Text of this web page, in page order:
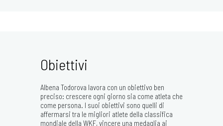
Obiettivi
Albena Todorova lavora con un obiettivo ben
preciso: crescere ogni giorno sia come atleta che
come persona. I suoi obiettivi sono quelli di
affermarsi tra le migliori atlete della classifica
mondiale della WKF, vincere una medaglia ai